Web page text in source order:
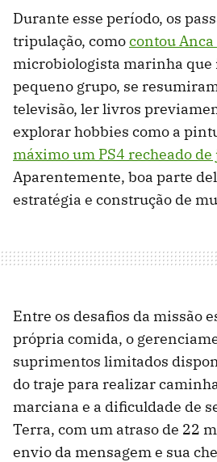
Durante esse período, os
tripulação, comocontou
microbiologista marinha que
pequeno grupo, se
televisão, ler livros
explorar hobbies como a
máximo um PS4 recheado de
Aparentemente, boa parte
estratégia e construção de
Entre os desafios da missão
própria comida, o
suprimentos limitados
do traje para realizar
marciana e a dificuldade de
Terra, com um atraso de 22
envio da mensagem e sua